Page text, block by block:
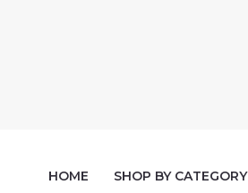
HOME SHOP BY CATEGORY